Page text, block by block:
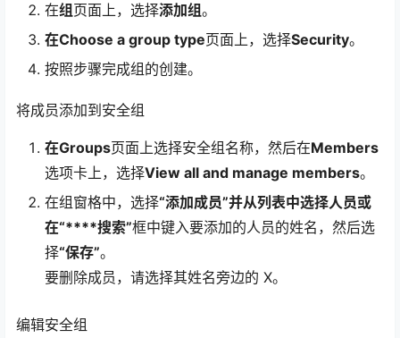
在组 页面上，选择添加组。
在Choose a group type页面上，选择Security。
按照步骤完成组的创建。
将成员添加到安全组
在Groups页面上选择安全组名称，然后在Members
选项卡上，选择View all and manage members。
在组窗格中，选择“添加成员”并从列表中选择人员或
在“****搜索”框中键入要添加的人员的姓名，然后选
择“保存”。
要删除成员，请选择其姓名旁边的 X。
编辑安全组